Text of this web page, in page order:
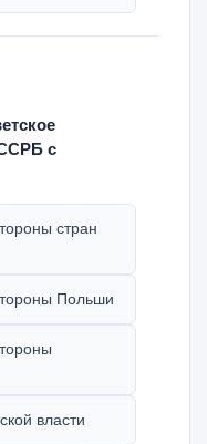
с
стран
Польши
власти